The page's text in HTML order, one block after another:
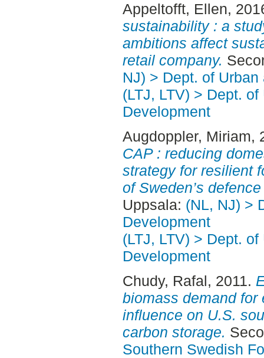
Appeltofft, Ellen,
sustainability : a
ambitions affect
retail company.
NJ) > Dept. of
(LTJ, LTV) > Dept.
Development
Augdoppler, Miriam,
CAP : reducing
strategy for resilient
of Sweden’s
Uppsala: (NL, NJ) >
Development
(LTJ, LTV) > Dept.
Development
Chudy, Rafal, 2011.
biomass demand for
influence on U.S.
carbon storage.
Southern Swedish